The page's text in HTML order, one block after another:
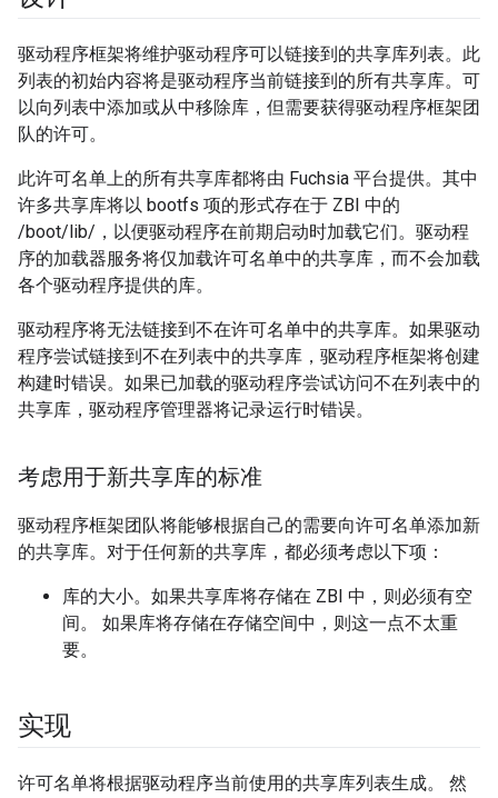
驱动程序框架将维护驱动程序可以链接到的共享库列表。此
列表的初始内容将是驱动程序当前链接到的所有共享库。可
以向列表中添加或从中移除库，但需要获得驱动程序框架团
队的许可。
此许可名单上的所有共享库都将由 Fuchsia 平台提供。其中
许多共享库将以 bootfs 项的形式存在于 ZBI 中的
/boot/lib/，以便驱动程序在前期启动时加载它们。驱动程
序的加载器服务将仅加载许可名单中的共享库，而不会加载
各个驱动程序提供的库。
驱动程序将无法链接到不在许可名单中的共享库。如果驱动
程序尝试链接到不在列表中的共享库，驱动程序框架将创建
构建时错误。如果已加载的驱动程序尝试访问不在列表中的
共享库，驱动程序管理器将记录运行时错误。
考虑用于新共享库的标准
驱动程序框架团队将能够根据自己的需要向许可名单添加新
的共享库。对于任何新的共享库，都必须考虑以下项：
库的大小。如果共享库将存储在 ZBI 中，则必须有空
间。 如果库将存储在存储空间中，则这一点不太重
要。
实现
许可名单将根据驱动程序当前使用的共享库列表生成。 然